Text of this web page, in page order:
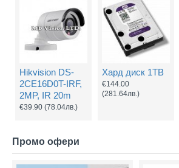
Hikvision DS-
2CE16D0T-IRF,
2MP, IR 20m
€39.90 (78.04лв.)
Хард диск 1TB
€144.00
(281.64лв.)
Промо офери